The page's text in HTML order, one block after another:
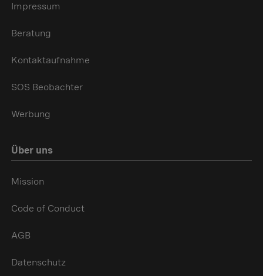
Impressum
Beratung
Kontaktaufnahme
SOS Beobachter
Werbung
Über uns
Mission
Code of Conduct
AGB
Datenschutz